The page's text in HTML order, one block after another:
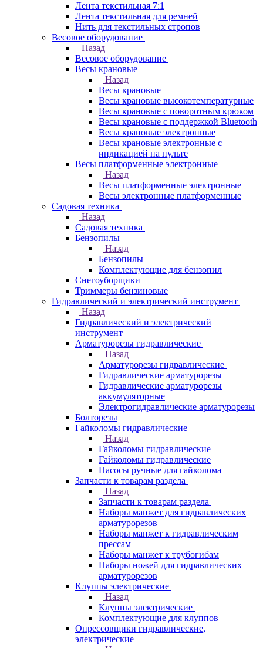
Лента текстильная 7:1
Лента текстильная для ремней
Нить для текстильных стропов
Весовое оборудование
Назад
Весовое оборудование
Весы крановые
Назад
Весы крановые
Весы крановые высокотемпературные
Весы крановые с поворотным крюком
Весы крановые с поддержкой Bluetooth
Весы крановые электронные
Весы крановые электронные с
индикацией на пульте
Весы платформенные электронные
Назад
Весы платформенные электронные
Весы электронные платформенные
Садовая техника
Назад
Садовая техника
Бензопилы
Назад
Бензопилы
Комплектующие для бензопил
Снегоуборщики
Триммеры бензиновые
Гидравлический и электрический инструмент
Назад
Гидравлический и электрический
инструмент
Арматурорезы гидравлические
Назад
Арматурорезы гидравлические
Гидравлические арматурорезы
Гидравлические арматурорезы
аккумуляторные
Электрогидравлические арматурорезы
Болторезы
Гайколомы гидравлические
Назад
Гайколомы гидравлические
Гайколомы гидравлические
Насосы ручные для гайколома
Запчасти к товарам раздела
Назад
Запчасти к товарам раздела
Наборы манжет для гидравлических
арматурорезов
Наборы манжет к гидравлическим
прессам
Наборы манжет к трубогибам
Наборы ножей для гидравлических
арматурорезов
Клуппы электрические
Назад
Клуппы электрические
Комплектующие для клуппов
Опрессовщики гидравлические,
электрические